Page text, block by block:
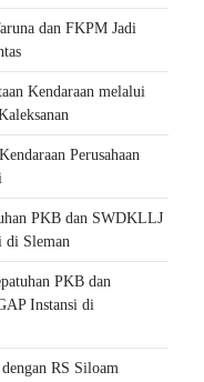
dan FKPM Jadi
Kendaraan melalui
Perusahaan
PKB dan SWDKLLJ
di Sleman
PKB dan
Instansi di
RS Siloam